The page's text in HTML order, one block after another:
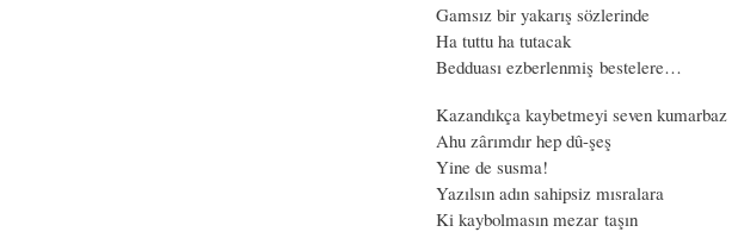
Gamsız bir yakarış sözlerinde
Ha tuttu ha tutacak
Bedduası ezberlenmiş bestelere…
Kazandıkça kaybetmeyi seven kumarbaz
Ahu zârımdır hep dû-şeş
Yine de susma!
Yazılsın adın sahipsiz mısralara
Ki kaybolmasın mezar taşın